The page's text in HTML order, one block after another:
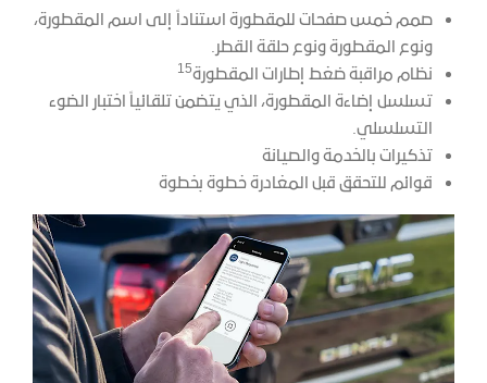
صمم خمس صفحات للمقطورة استناداً إلى اسم المقطورة،
ونوع المقطورة ونوع حلقة القطر.
نظام مراقبة ضغط إطارات المقطورة15
تسلسل إضاءة المقطورة، الذي يتضمن تلقائياً اختبار الضوء
التسلسلي.
تذكيرات بالخدمة والصيانة
قوائم للتحقق قبل المغادرة خطوة بخطوة